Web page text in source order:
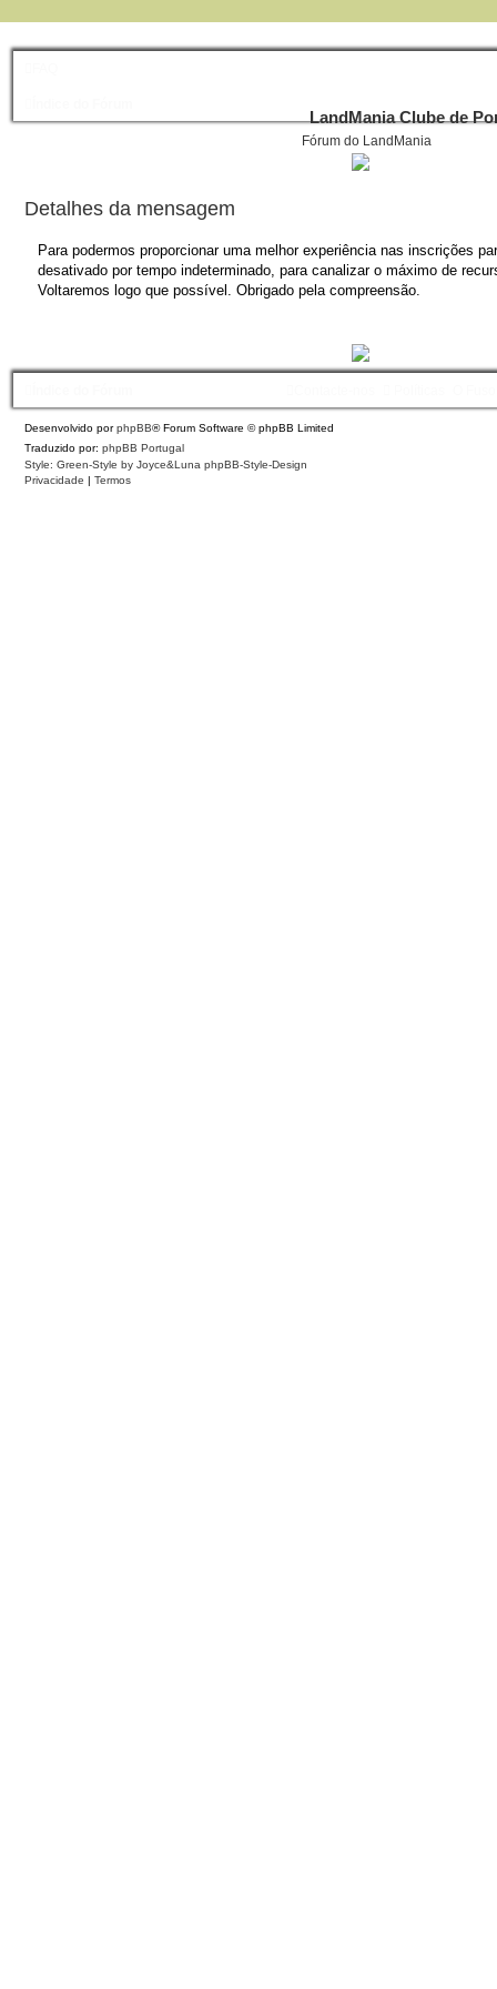
LandMania Clube de
Fórum do LandMania
Detalhes da mensagem
Para podermos proporcionar uma melhor experiência nas inscrições
desativado por tempo indeterminado, para canalizar o máximo de
Voltaremos logo que possível. Obrigado pela compreensão.
Desenvolvido porphpBB® Forum Software © phpBB Limited
Traduzido por: phpBB Portugal
Style: Green-Style by Joyce&Luna phpBB-Style-Design
Privacidade | Termos